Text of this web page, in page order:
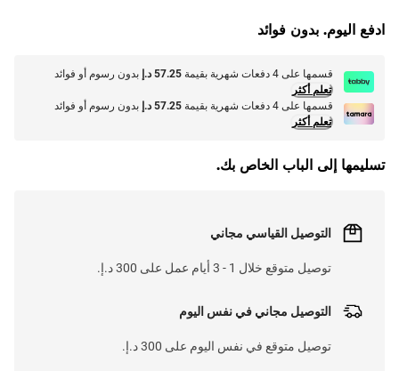
ادفع اليوم. بدون فوائد
قسمها على 4 دفعات شهرية بقيمة 57.25 د.إ
بدون رسوم أو فوائد
تعلم أكثر
قسمها على 4 دفعات شهرية بقيمة
57.25 د.إ
بدون رسوم أو فوائد
تعلم أكثر
تسليمها إلى الباب الخاص بك.
التوصيل القياسي مجاني
توصيل متوقع خلال 1 - 3 أيام عمل على 300 د.إ.
التوصيل مجاني في نفس اليوم
توصيل متوقع في نفس اليوم على 300 د.إ.